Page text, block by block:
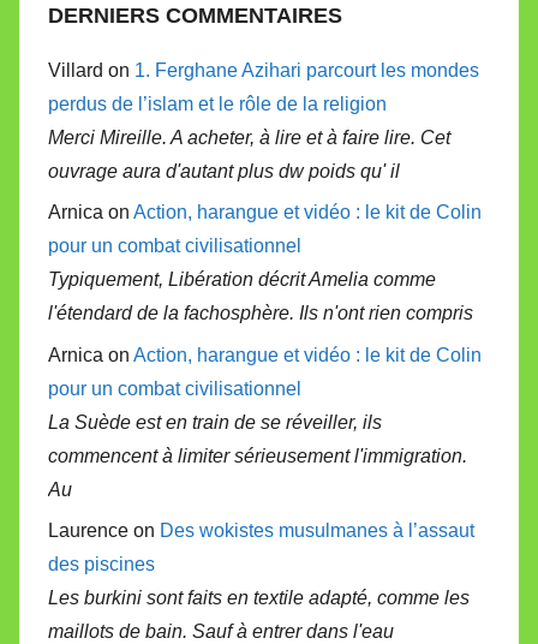
DERNIERS COMMENTAIRES
Villard on 1. Ferghane Azihari parcourt les mondes
perdus de l’islam et le rôle de la religion
Merci Mireille. A acheter, à lire et à faire lire. Cet
ouvrage aura d'autant plus dw poids qu' il
Arnica on Action, harangue et vidéo : le kit de Colin
pour un combat civilisationnel
Typiquement, Libération décrit Amelia comme
l'étendard de la fachosphère. Ils n'ont rien compris
Arnica on Action, harangue et vidéo : le kit de Colin
pour un combat civilisationnel
La Suède est en train de se réveiller, ils
commencent à limiter sérieusement l'immigration.
Au
Laurence on Des wokistes musulmanes à l’assaut
des piscines
Les burkini sont faits en textile adapté, comme les
maillots de bain. Sauf à entrer dans l'eau